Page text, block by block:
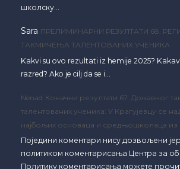
школску…
Sara ПРЕЛИМИНАРНИ РЕЗУЛТАТИ 68.
ТАКМИЧЕЊА ТАЛЕНТОВАНИХ УЧЕНИКА
Kakvi su ovo rezultati iz hemije 2025? Kakav
razred? Ako je cilj da se i…
Nenad Коначни резултати 67. Државног
талентованих ученика: У Крагујевцу се
најбољих основаца и средњошколаца из
Поједини коментари нису дозвољени
политиком коментарисања Центра за
Политику коментарисања можете